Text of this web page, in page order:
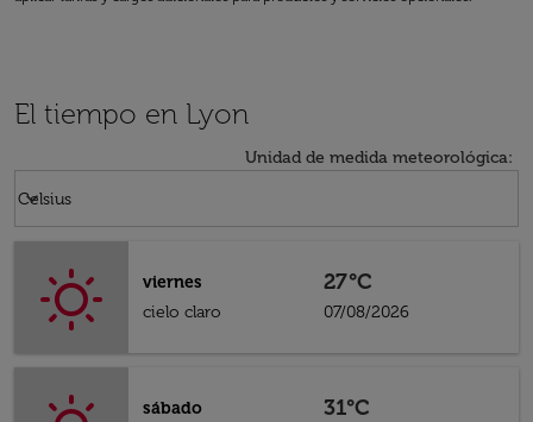
El tiempo en Lyon
Unidad de medida meteorológica:
Celsius
keyboard_arrow_down
viernes
cielo claro
27°C
07/08/2026
sábado
31°C